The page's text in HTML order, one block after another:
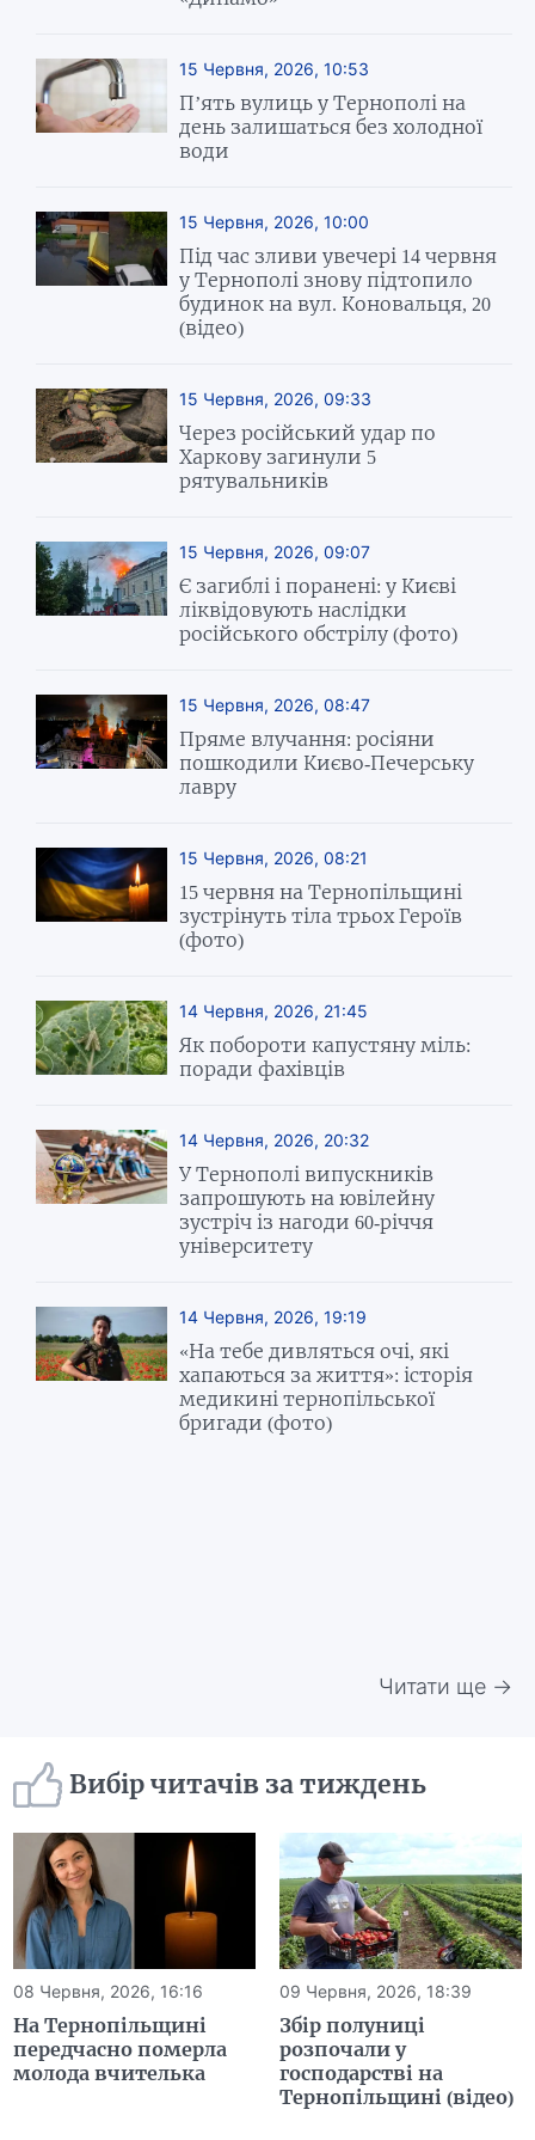
15 Червня, 2026, 10:53
П’ять вулиць у Тернополі на
день залишаться без холодної
води
15 Червня, 2026, 10:00
Під час зливи увечері 14 червня
у Тернополі знову підтопило
будинок на вул. Коновальця, 20
(відео)
15 Червня, 2026, 09:33
Через російський удар по
Харкову загинули 5
рятувальників
15 Червня, 2026, 09:07
Є загиблі і поранені: у Києві
ліквідовують наслідки
російського обстрілу (фото)
15 Червня, 2026, 08:47
Пряме влучання: росіяни
пошкодили Києво-Печерську
лавру
15 Червня, 2026, 08:21
15 червня на Тернопільщині
зустрінуть тіла трьох Героїв
(фото)
14 Червня, 2026, 21:45
Як побороти капустяну міль:
поради фахівців
14 Червня, 2026, 20:32
У Тернополі випускників
запрошують на ювілейну
зустріч із нагоди 60-річчя
університету
14 Червня, 2026, 19:19
«На тебе дивляться очі, які
хапаються за життя»: історія
медикині тернопільської
бригади (фото)
Читати ще →
Вибір читачів за тиждень
08 Червня, 2026, 16:16
На Тернопільщині
передчасно померла
молода вчителька
09 Червня, 2026, 18:39
Збір полуниці
розпочали у
господарстві на
Тернопільщині (відео)